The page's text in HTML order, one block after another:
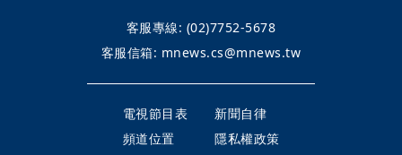
客服專線: (02)7752-5678
客服信箱: mnews.cs@mnews.tw
電視節目表
新聞自律
頻道位置
隱私權政策